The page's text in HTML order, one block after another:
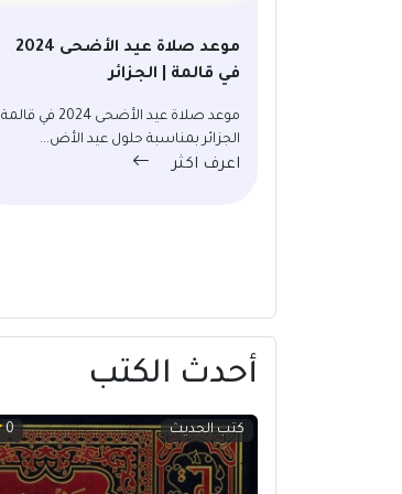
موعد صلاة عيد الأضحى 2024
في قالمة | الجزائر
موعد صلاة عيد الأضحى 2024 في قالمة |
الجزائر بمناسبة حلول عيد الأض...
اعرف اكثر
أحدث الكتب
كتب الحديث 0